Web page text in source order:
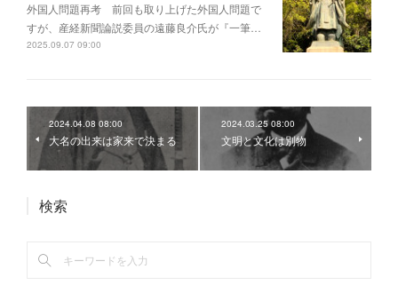
外国人問題再考 前回も取り上げた外国人問題で
すが、産経新聞論説委員の遠藤良介氏が『一筆…
2025.09.07 09:00
2024.04.08 08:00
大名の出来は家来で決まる
2024.03.25 08:00
文明と文化は別物
検索